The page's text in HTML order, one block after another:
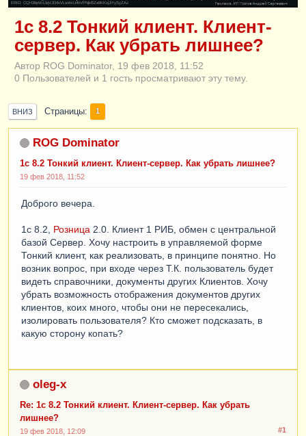
ERID: CQH36pWzJqVJD4xVLsnhcU4hVPNjkBZe8KKxjJiYySyZAz
1с 8.2 Тонкий клиент. Клиент-
сервер. Как убрать лишнее?
Автор ROG Dominator, 19 фев 2018, 11:52
0 Пользователей и 1 гость просматривают эту тему.
ВНИЗ Страницы 1
ROG Dominator
1с 8.2 Тонкий клиент. Клиент-сервер. Как убрать лишнее?
19 фев 2018, 11:52
Доброго вечера.
1с 8.2, Розница 2.0. Клиент 1 РИБ, обмен с центральной
базой Сервер. Хочу настроить в управляемой форме
Тонкий клиент, как реализовать, в принципе понятно. Но
возник вопрос, при входе через Т.К. пользователь будет
видеть справочники, документы других Клиентов. Хочу
убрать возможность отображения документов других
клиентов, коих много, чтобы они не пересекались,
изолировать пользователя? Кто сможет подсказать, в
какую сторону копать?
oleg-x
Re: 1с 8.2 Тонкий клиент. Клиент-сервер. Как убрать
лишнее?
#1
19 фев 2018, 12:09